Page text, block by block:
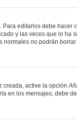
editarlos debe hacer
y las veces que lo
no podrán
creada, active la opción
en los mensajes, debe